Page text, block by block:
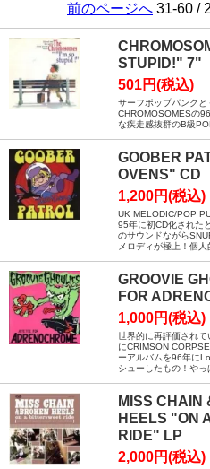
前のページへ 31-60 /
STUPID!" 7"
501円(税込)
サーフポップパンク
CHROMOSOMESの
な疾走感抜群のB級
GOOBER
OVENS" CD
1,200円(税込)
UK MELODIC/POP
95年に初CD化された
のサウンドながら
メロディが極上！個人
GROOVIE
FOR
1,000円(税込)
世界的に再評価され
にCRIMSON
ーアルバムを96年に
シューしたもの！やっ
MISS CHAIN
HEELS "ON
RIDE" LP
2,000円(税込)